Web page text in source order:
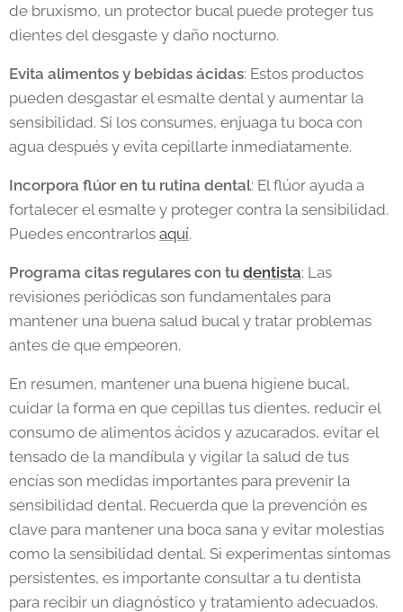
de bruxismo, un protector bucal puede proteger tus
dientes del desgaste y daño nocturno.
Evita alimentos y bebidas ácidas: Estos productos
pueden desgastar el esmalte dental y aumentar la
sensibilidad. Si los consumes, enjuaga tu boca con
agua después y evita cepillarte inmediatamente.
Incorpora flúor en tu rutina dental: El flúor ayuda a
fortalecer el esmalte y proteger contra la sensibilidad.
Puedes encontrarlos aquí.
Programa citas regulares con tu dentista: Las
revisiones periódicas son fundamentales para
mantener una buena salud bucal y tratar problemas
antes de que empeoren.
En resumen, mantener una buena higiene bucal,
cuidar la forma en que cepillas tus dientes, reducir el
consumo de alimentos ácidos y azucarados, evitar el
tensado de la mandíbula y vigilar la salud de tus
encías son medidas importantes para prevenir la
sensibilidad dental. Recuerda que la prevención es
clave para mantener una boca sana y evitar molestias
como la sensibilidad dental. Si experimentas síntomas
persistentes, es importante consultar a tu dentista
para recibir un diagnóstico y tratamiento adecuados.